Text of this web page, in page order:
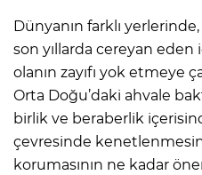
Dünyanın farklı yerlerinde,
son yıllarda cereyan eden
olanın zayıfı yok etmeye
Orta Doğu’daki ahvale
birlik ve beraberlik
çevresinde
korumasının ne kadar